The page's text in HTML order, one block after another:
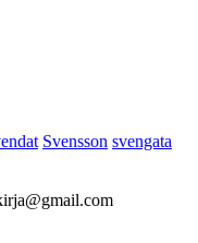
Svensson svengata